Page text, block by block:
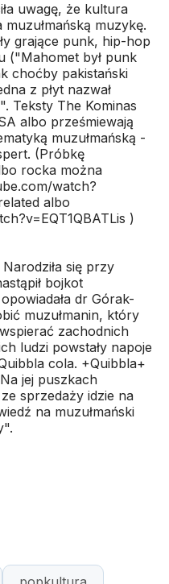
uwagę, że kultura
muzykę.
grające punk, hip-hop
("Mahomet był punk
choćby pakistański
z płyt nazwał
Teksty The Kominas
albo prześmiewają
muzułmańską -
(Próbkę
rocka można
watch?
albo
)
się przy
bojkot
dr Górak-
muzułmanin, który
zachodnich
ludzi powstały napoje
cola. +Quibbla+
jej puszkach
sprzedaży idzie na
na muzułmański